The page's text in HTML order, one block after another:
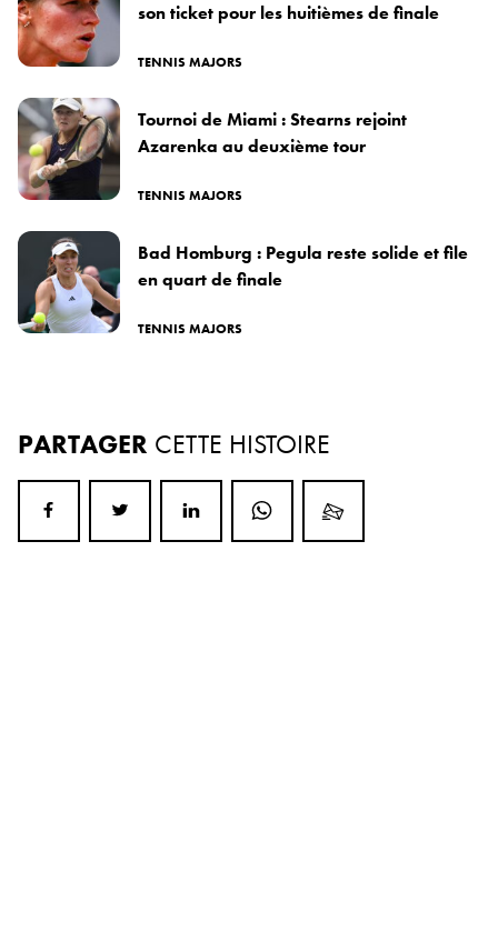
son ticket pour les huitièmes de finale
TENNIS MAJORS
Tournoi de Miami : Stearns rejoint
Azarenka au deuxième tour
TENNIS MAJORS
Bad Homburg : Pegula reste solide et file
en quart de finale
TENNIS MAJORS
PARTAGER CETTE HISTOIRE